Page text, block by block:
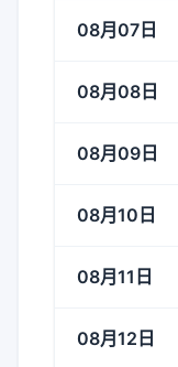
08月07日
08月08日
08月09日
08月10日
08月11日
08月12日